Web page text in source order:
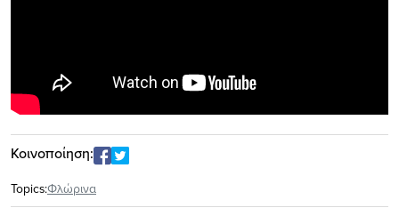
Κοινοποίηση:
Topics:Φλώρινα